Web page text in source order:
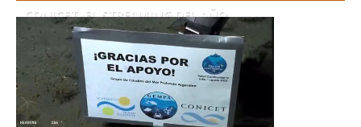
CONICET. EL STREAMING DEL AÑO